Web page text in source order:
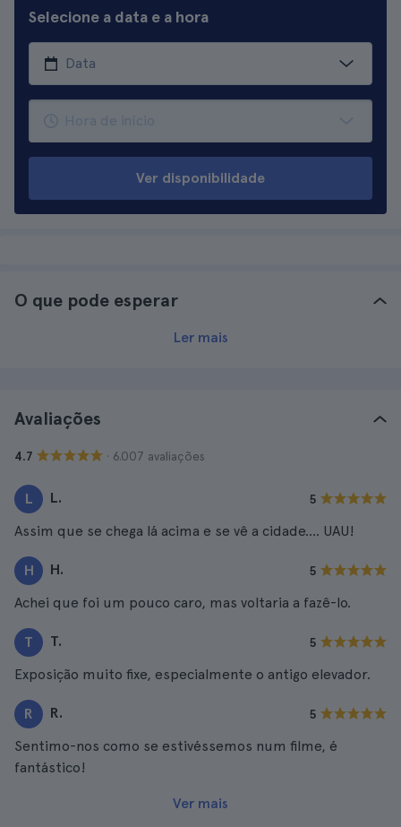
Selecione a data e a hora
Ver disponibilidade
O que pode esperar
Ler mais
Avaliações
4.7 · 6.007 avaliações
L L. 5
Assim que se chega lá acima e se vê a cidade.... UAU!
H H. 5
Achei que foi um pouco caro, mas voltaria a fazê-lo.
T T. 5
Exposição muito fixe, especialmente o antigo elevador.
R R. 5
Sentimo-nos como se estivéssemos num filme, é
fantástico!
Ver mais